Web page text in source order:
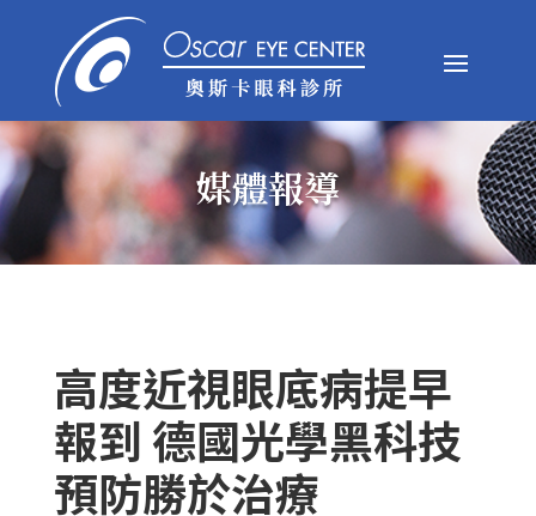
媒體報導
高度近視眼底病提早
報到 德國光學黑科技
預防勝於治療